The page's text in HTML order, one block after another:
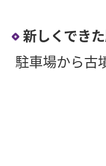
新しくでき
駐車場から古